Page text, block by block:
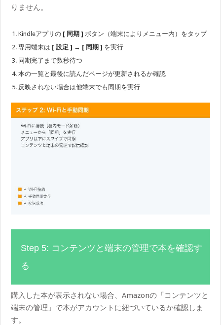
りません。
Kindleアプリの [ 同期 ] ボタン（端末によりメニュー内）をタップ
専用端末は [ 設定 ] → [ 同期 ] を実行
同期完了まで数秒待つ
本の一覧と最後に読んだページが更新されるか確認
反映されない場合は他端末でも同期を実行
Step 5: コンテンツと端末の管理で本を確認す
る
購入した本が表示されない場合、Amazonの「コンテンツと
端末の管理」で本がアカウントに紐づいているか確認しま
す。